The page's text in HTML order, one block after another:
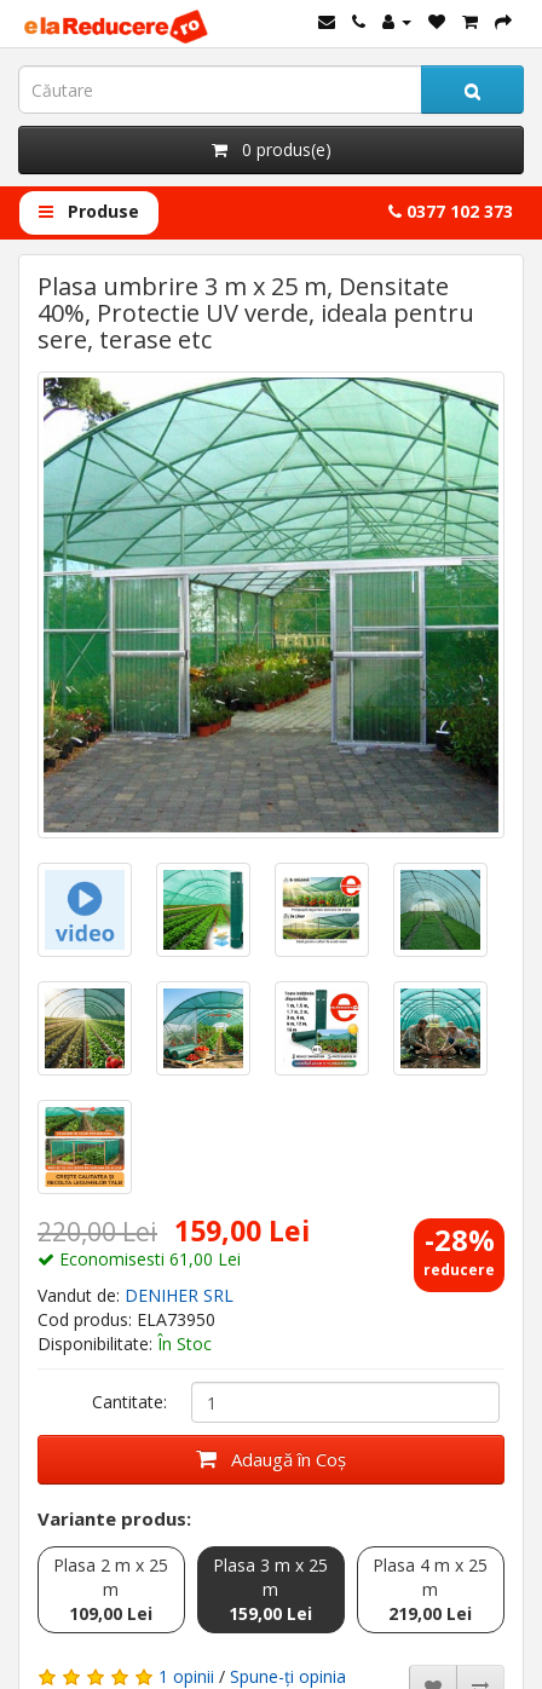
0 produs(e)
Produse 0377 102 373
Plasa umbrire 3 m x 25 m, Densitate
40%, Protectie UV verde, ideala pentru
sere, terase etc
-28%
reducere
220,00 Lei 159,00 Lei
Economisesti 61,00 Lei
Vandut de: DENIHER SRL
Cod produs: ELA73950
Disponibilitate: În Stoc
Cantitate:
Adaugă în Coş
Variante produs:
Plasa 2 m x 25
m
109,00 Lei
Plasa 3 m x 25
m
159,00 Lei
Plasa 4 m x 25
m
219,00 Lei
1 opinii / Spune-ţi opinia